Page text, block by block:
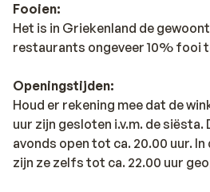
Fooien:
Het is in Griekenland de
restaurants ongeveer 10% fooi
Openingstijden:
Houd er rekening mee dat de
uur zijn gesloten i.v.m. de siësta.
avonds open tot ca. 20.00 uur.
zijn ze zelfs tot ca. 22.00 uur